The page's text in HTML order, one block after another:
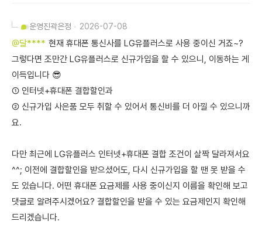
운영진곽은정 2026-07-08
@달**** 현재 휴대폰 통신사를 LG유플러스로 사용 중이신 거죠~?
그렇다면 조만간 LG유플러스로 신규가입을 할 수 있으니, 이동하는 게
이득입니다 😎
① 인터넷+휴대폰 결합할인과
② 신규가입 사은품 모두 취할 수 있어서 통신비를 더 아낄 수 있으니까
요.
다만 최근에 LG유플러스 인터넷+휴대폰 결합 조건이 살짝 달라져서요
^^; 이전에 결합할인을 받으셨어도, 다시 신규가입을 할 땐 못 받을 수
도 있습니다. 어떤 휴대폰 요금제를 사용 중이신지 이름을 확인해 보고
댓글로 알려주시겠어요? 결합할인을 받을 수 있는 요금제인지 확인해
드리겠습니다.